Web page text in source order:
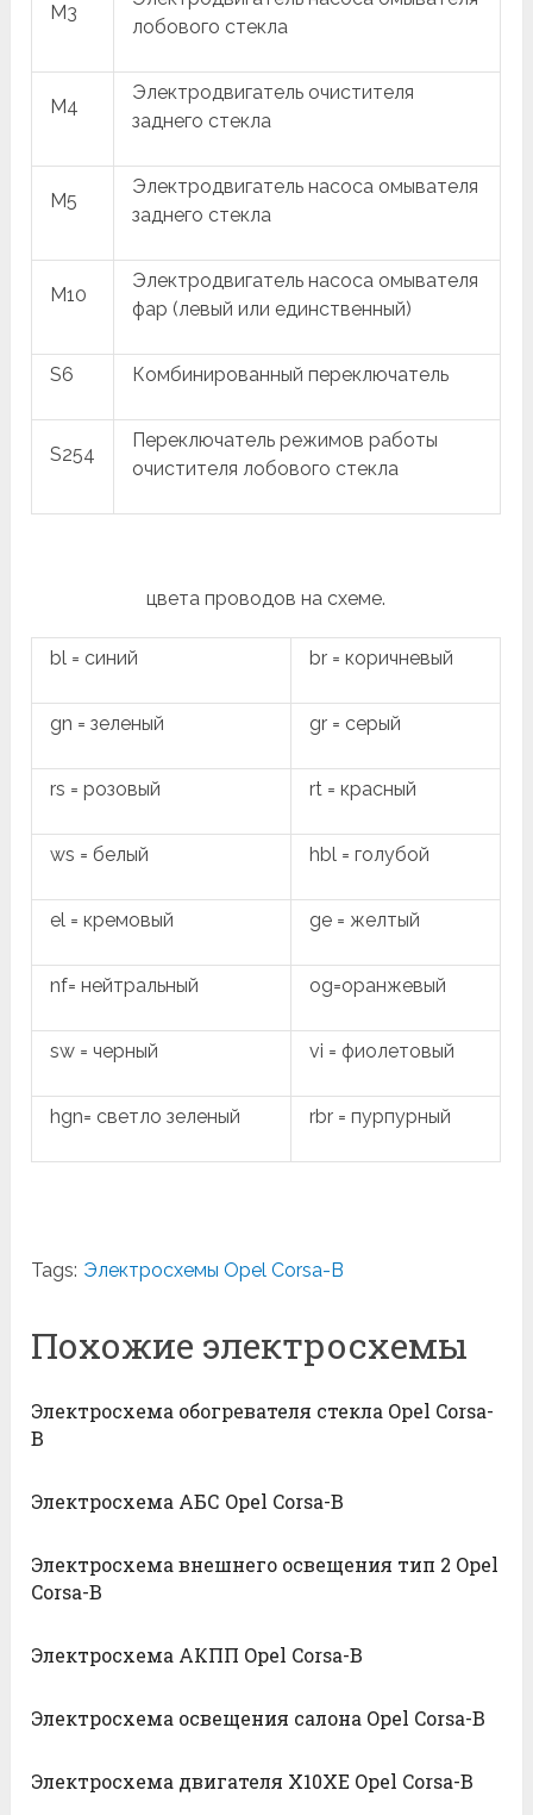
M3
лобового стекла
M4
Электродвигатель очистителя
заднего стекла
M5
Электродвигатель насоса омывателя
заднего стекла
M10
Электродвигатель насоса омывателя
фар (левый или единственный)
S6 Комбинированный переключатель
S254
Переключатель режимов работы
очистителя лобового стекла
цвета проводов на схеме.
bl = синий br = коричневый
gn = зеленый gr = серый
rs = розовый rt = красный
ws = белый hbl = голубой
el = кремовый ge = желтый
nf= нейтральный og=оранжевый
sw = черный vi = фиолетовый
hgn= светло зеленый rbr = пурпурный
Tags: Электросхемы Opel Corsa-B
Похожие электросхемы
Электросхема обогревателя стекла Opel Corsa-
B
Электросхема АБС Opel Corsa-B
Электросхема внешнего освещения тип 2 Opel
Corsa-B
Электросхема АКПП Opel Corsa-B
Электросхема освещения салона Opel Corsa-B
Электросхема двигателя X10XE Opel Corsa-B